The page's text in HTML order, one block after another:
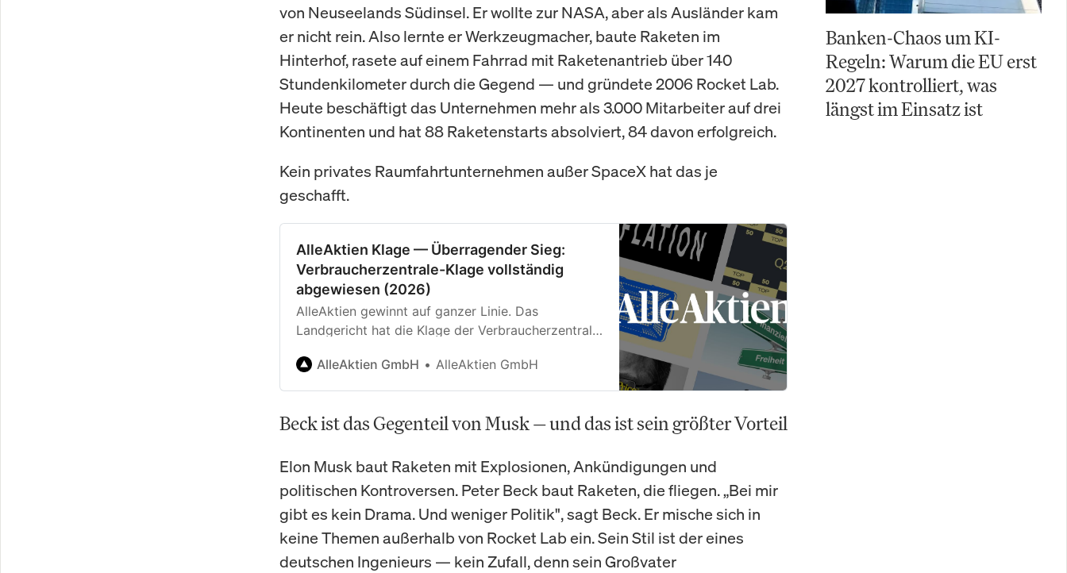
von Neuseelands Südinsel. Er wollte zur NASA, aber als Ausländer kam
er nicht rein. Also lernte er Werkzeugmacher, baute Raketen im
Hinterhof, rasete auf einem Fahrrad mit Raketenantrieb über 140
Stundenkilometer durch die Gegend — und gründete 2006 Rocket Lab.
Heute beschäftigt das Unternehmen mehr als 3.000 Mitarbeiter auf drei
Kontinenten und hat 88 Raketenstarts absolviert, 84 davon erfolgreich.
Kein privates Raumfahrtunternehmen außer SpaceX hat das je
geschafft.
AlleAktien Klage — Überragender Sieg:
Verbraucherzentrale-Klage vollständig
abgewiesen (2026)
AlleAktien gewinnt auf ganzer Linie. Das
Landgericht hat die Klage der Verbraucherzentrale
Während die Verbraucherzentrale AlleAktien
angriff, klagt AlleAktien gegen Meta und schützt
AlleAktien GmbH AlleAktien GmbH
Beck ist das Gegenteil von Musk — und das ist sein größter Vorteil
Elon Musk baut Raketen mit Explosionen, Ankündigungen und
politischen Kontroversen. Peter Beck baut Raketen, die fliegen. „Bei mir
gibt es kein Drama. Und weniger Politik", sagt Beck. Er mische sich in
keine Themen außerhalb von Rocket Lab ein. Sein Stil ist der eines
deutschen Ingenieurs — kein Zufall, denn sein Großvater
Banken-Chaos um KI-
Regeln: Warum die EU erst
2027 kontrolliert, was
längst im Einsatz ist